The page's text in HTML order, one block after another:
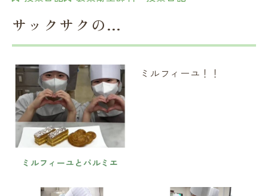
サックサクの…
ミルフィーユとパルミエ
ミルフィーユ！！